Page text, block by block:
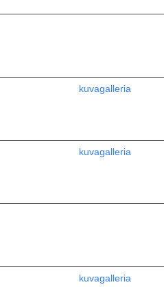
kuvagalleria
kuvagalleria
kuvagalleria